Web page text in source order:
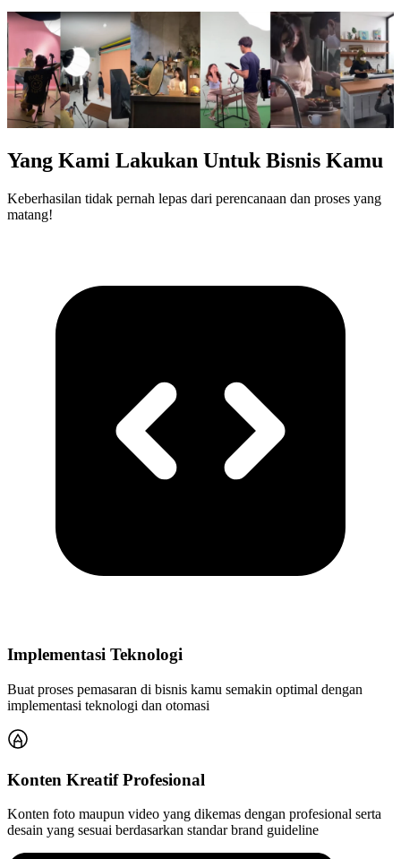
Yang Kami Lakukan Untuk Bisnis Kamu
Keberhasilan tidak pernah lepas dari perencanaan dan proses yang
matang!
Implementasi Teknologi
Buat proses pemasaran di bisnis kamu semakin optimal dengan
implementasi teknologi dan otomasi
Konten Kreatif Profesional
Konten foto maupun video yang dikemas dengan profesional serta
desain yang sesuai berdasarkan standar brand guideline